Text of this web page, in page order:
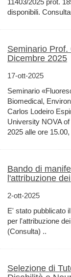
11403/2025 prot.
disponibili.
Seminario
Dicembre 2025
17-ott-2025
Seminario
Biomedical,
Carlos Lodeiro
University NOVA
2025 alle ore
Bando di
l'attribuzione
2-ott-2025
E' stato pubblicato
per l'attribuzione
(Consulta) ..
Selezione di